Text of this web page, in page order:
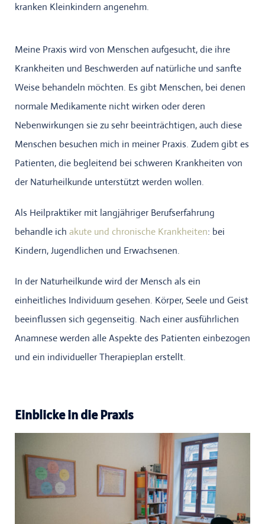
kranken Kleinkindern angenehm.
Meine Praxis wird von Menschen aufgesucht, die ihre
Krankheiten und Beschwerden auf natürliche und sanfte
Weise behandeln möchten. Es gibt Menschen, bei denen
normale Medikamente nicht wirken oder deren
Nebenwirkungen sie zu sehr beeinträchtigen, auch diese
Menschen besuchen mich in meiner Praxis. Zudem gibt es
Patienten, die begleitend bei schweren Krankheiten von
der Naturheilkunde unterstützt werden wollen.
Als Heilpraktiker mit langjähriger Berufserfahrung
behandle ich akute und chronische Krankheiten: bei
Kindern, Jugendlichen und Erwachsenen.
In der Naturheilkunde wird der Mensch als ein
einheitliches Individuum gesehen. Körper, Seele und Geist
beeinflussen sich gegenseitig. Nach einer ausführlichen
Anamnese werden alle Aspekte des Patienten einbezogen
und ein individueller Therapieplan erstellt.
Einblicke in die Praxis